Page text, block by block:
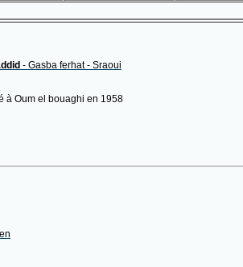
- Gasba ferhat - Sraoui
à Oum el bouaghi en 1958